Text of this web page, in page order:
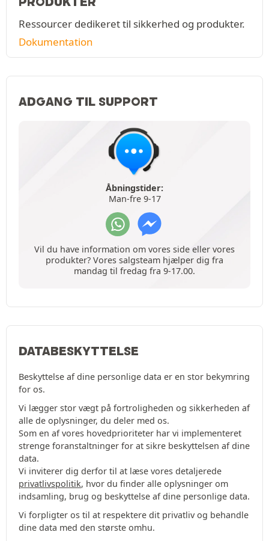
Ressourcer dedikeret til sikkerhed og produkter.
Dokumentation
ADGANG TIL SUPPORT
Åbningstider:
Man-fre 9-17
Vil du have information om vores side eller vores
produkter? Vores salgsteam hjælper dig fra
mandag til fredag fra 9-17.00.
DATABESKYTTELSE
Beskyttelse af dine personlige data er en stor bekymring
for os.
Vi lægger stor vægt på fortroligheden og sikkerheden af
alle de oplysninger, du deler med os.
Som en af vores hovedprioriteter har vi implementeret
strenge foranstaltninger for at sikre beskyttelsen af dine
data.
Vi inviterer dig derfor til at læse vores detaljerede
privatlivspolitik, hvor du finder alle oplysninger om
indsamling, brug og beskyttelse af dine personlige data.
Vi forpligter os til at respektere dit privatliv og behandle
dine data med den største omhu.